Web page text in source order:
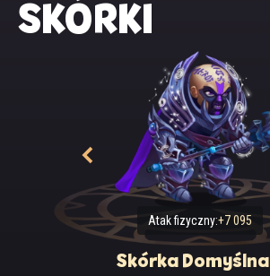
SKÓRKI
Atak fizyczny:+7 095
Skórka Domyślna